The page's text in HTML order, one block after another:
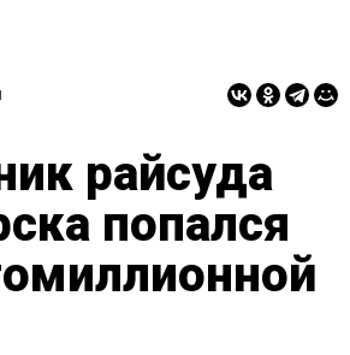
райсуда
попался